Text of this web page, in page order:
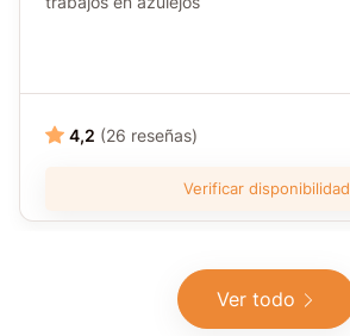
4,2 (26 reseñas)
Verificar disponibilidad
Ver todo